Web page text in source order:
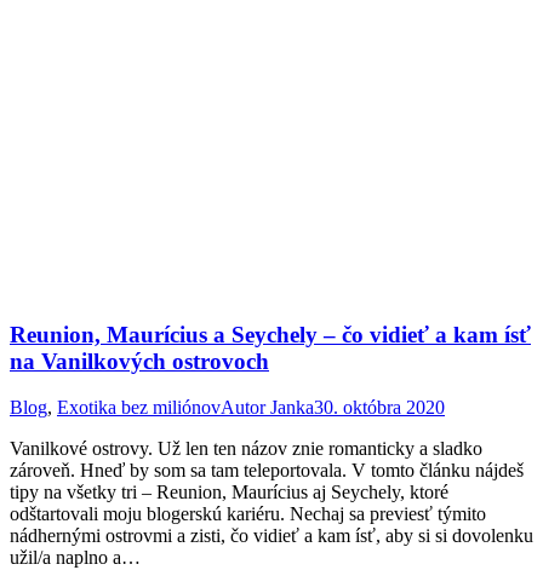
Reunion, Maurícius a Seychely – čo vidieť a kam ísť
na Vanilkových ostrovoch
Blog, Exotika bez miliónovAutorJanka30. októbra 2020
Vanilkové ostrovy. Už len ten názov znie romanticky a sladko
zároveň. Hneď by som sa tam teleportovala. V tomto článku nájdeš
tipy na všetky tri – Reunion, Maurícius aj Seychely, ktoré
odštartovali moju blogerskú kariéru. Nechaj sa previesť týmito
nádhernými ostrovmi a zisti, čo vidieť a kam ísť, aby si si dovolenku
užil/a naplno a…